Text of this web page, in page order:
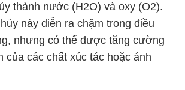
thành nước (H2O) và oxy (O2).
này diễn ra chậm trong điều
nhưng có thể được tăng cường
của các chất xúc tác hoặc ánh